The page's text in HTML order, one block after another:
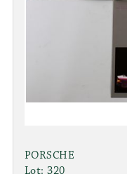
PORSCHE
Lot: 320